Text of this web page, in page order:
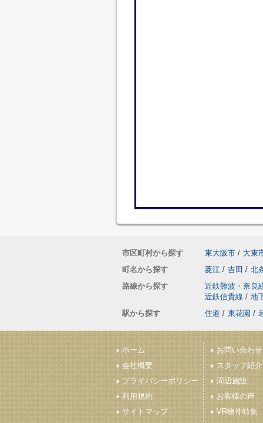
市区町村から探す 東大阪市 / 大東
町名から探す
菱江 / 吉田 / 北
路線から探す
近鉄難波・奈良
近鉄信貴線 / 地
駅から探す
住道 / 東花園 /
ホーム
会社概要
プライバシーポリシー
利用規約
サイトマップ
お問い合わせ
スタッフ紹介
周辺施設
お客様の声
VR物件特集